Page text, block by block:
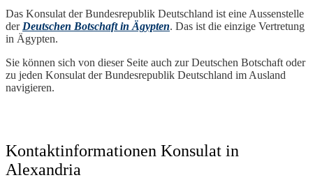
Das Konsulat der Bundesrepublik Deutschland ist eine Aussenstelle
der Deutschen Botschaft in Ägypten. Das ist die einzige Vertretung
in Ägypten.
Sie können sich von dieser Seite auch zur Deutschen Botschaft oder
zu jeden Konsulat der Bundesrepublik Deutschland im Ausland
navigieren.
Kontaktinformationen Konsulat in
Alexandria